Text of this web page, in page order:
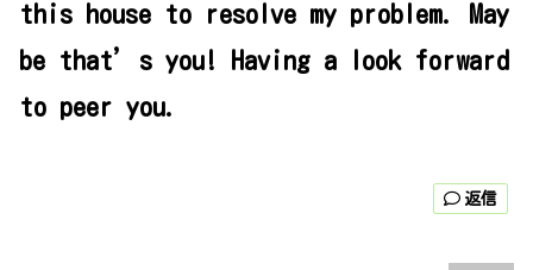
this house to resolve my problem. May
be that’s you! Having a look forward
to peer you.
返信